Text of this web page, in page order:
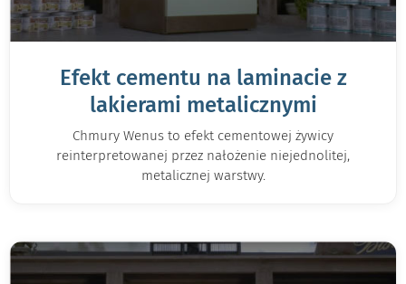
Efekt cementu na laminacie z
lakierami metalicznymi
Chmury Wenus to efekt cementowej żywicy
reinterpretowanej przez nałożenie niejednolitej,
metalicznej warstwy.